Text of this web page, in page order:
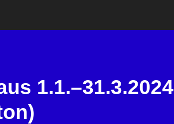
1.1.–31.3.2024